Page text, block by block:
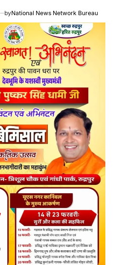
byNational News Network Bureau